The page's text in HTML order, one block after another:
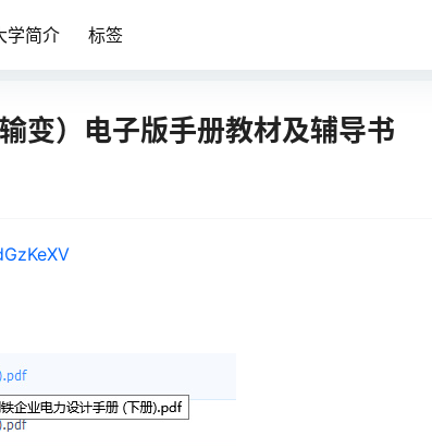
学简介 标签
变）电子版手册教材及辅导书